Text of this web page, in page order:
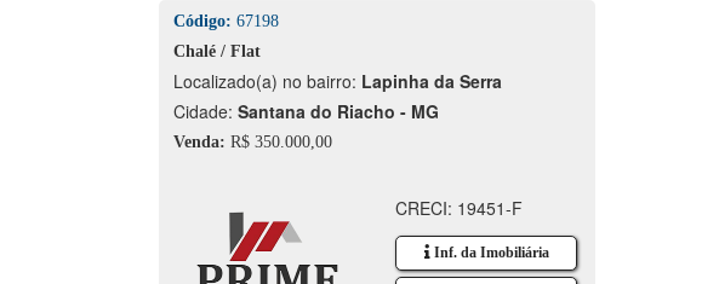
Código: 67198
Chalé / Flat
Localizado(a) no bairro: Lapinha da Serra
Cidade: Santana do Riacho - MG
Venda: R$ 350.000,00
CRECI: 19451-F
Inf. da Imobiliária